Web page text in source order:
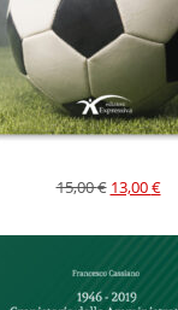
15,00€ 13,00€